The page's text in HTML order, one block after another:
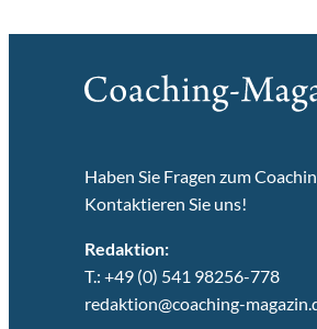
Haben Sie Fragen zum
Kontaktieren Sie uns!
Redaktion:
T.: +49 (0) 541 98256-778
redaktion@coaching-